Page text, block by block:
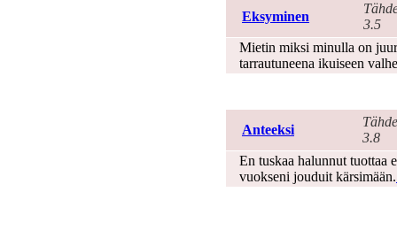
Eksyminen
3.5
Mietin miksi minulla on
tarrautuneena ikuiseen
Anteeksi
3.8
En tuskaa halunnut tuottaa
vuokseni jouduit kärsimään.